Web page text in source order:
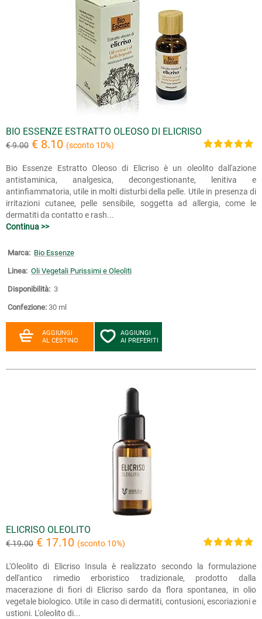
BIO ESSENZE ESTRATTO OLEOSO DI ELICRISO
€ 9.00 € 8.10 (sconto 10%)
Bio Essenze Estratto Oleoso di Elicriso è un oleolito dall'azione
antistaminica, analgesica, decongestionante, lenitiva e
antinfiammatoria, utile in molti disturbi della pelle. Utile in presenza di
irritazioni cutanee, pelle sensibile, soggetta ad allergia, come le
dermatiti da contatto e rash...
Continua >>
Marca: Bio Essenze
Linea: Oli Vegetali Purissimi e Oleoliti
Disponibilità: 3
Confezione: 30 ml
AGGIUNGI
AL CESTINO
AGGIUNGI
AI PREFERITI
ELICRISO OLEOLITO
€ 19.00 € 17.10 (sconto 10%)
L'Oleolito di Elicriso Insula è realizzato secondo la formulazione
dell'antico rimedio erboristico tradizionale, prodotto dalla
macerazione di fiori di Elicriso sardo da flora spontanea, in olio
vegetale biologico. Utile in caso di dermatiti, contusioni, escoriazioni e
ustioni. L'oleolito di...